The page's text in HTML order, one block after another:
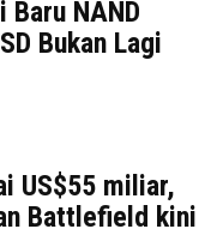
Baru NAND
Bukan Lagi
US$55 miliar,
Battlefield kini